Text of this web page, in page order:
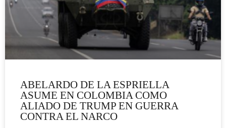
ABELARDO DE LA ESPRIELLA
ASUME EN COLOMBIA COMO
ALIADO DE TRUMP EN GUERRA
CONTRA EL NARCO